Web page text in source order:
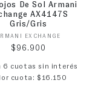
De Sol Armani
AX4147S
Gris/Gris
Proveedor:
EXCHANGE
Precio habitual
$96.900
6 cuotas sin interés
cuota: $16.150